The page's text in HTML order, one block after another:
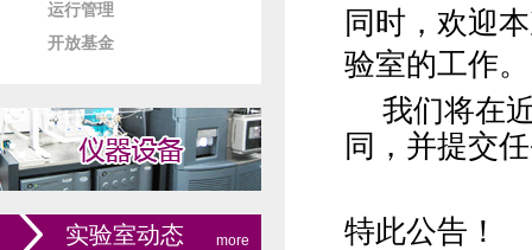
运行管理
开放基金
实验室动态 more
同时，欢迎
验室的工作。
我们将在
同，并提交
特此公告！